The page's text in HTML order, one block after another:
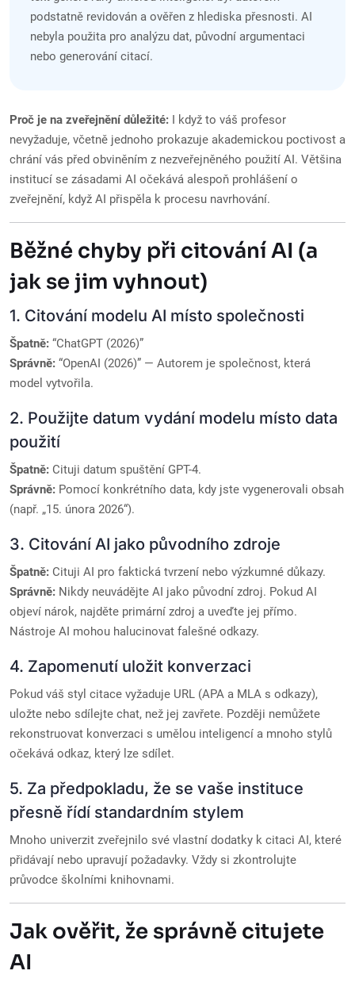
podstatně revidován a ověřen z hlediska přesnosti. AI
nebyla použita pro analýzu dat, původní argumentaci
nebo generování citací.
Proč je na zveřejnění důležité: I když to váš profesor
nevyžaduje, včetně jednoho prokazuje akademickou poctivost a
chrání vás před obviněním z nezveřejněného použití AI. Většina
institucí se zásadami AI očekává alespoň prohlášení o
zveřejnění, když AI přispěla k procesu navrhování.
Běžné chyby při citování AI (a
jak se jim vyhnout)
1. Citování modelu AI místo společnosti
Špatně: “ChatGPT (2026)”
Správně: “OpenAI (2026)” — Autorem je společnost, která
model vytvořila.
2. Použijte datum vydání modelu místo data
použití
Špatně: Cituji datum spuštění GPT-4.
Správně: Pomocí konkrétního data, kdy jste vygenerovali obsah
(např. „15. února 2026“).
3. Citování AI jako původního zdroje
Špatně: Cituji AI pro faktická tvrzení nebo výzkumné důkazy.
Správně: Nikdy neuvádějte AI jako původní zdroj. Pokud AI
objeví nárok, najděte primární zdroj a uveďte jej přímo.
Nástroje AI mohou halucinovat falešné odkazy.
4. Zapomenutí uložit konverzaci
Pokud váš styl citace vyžaduje URL (APA a MLA s odkazy),
uložte nebo sdílejte chat, než jej zavřete. Později nemůžete
rekonstruovat konverzaci s umělou inteligencí a mnoho stylů
očekává odkaz, který lze sdílet.
5. Za předpokladu, že se vaše instituce
přesně řídí standardním stylem
Mnoho univerzit zveřejnilo své vlastní dodatky k citaci AI, které
přidávají nebo upravují požadavky. Vždy si zkontrolujte
průvodce školními knihovnami.
Jak ověřit, že správně citujete
AI